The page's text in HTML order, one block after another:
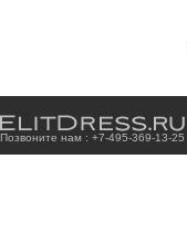
Позвоните нам : +7-495-369-13-25